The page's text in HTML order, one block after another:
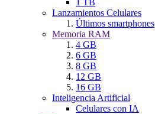
Lanzamientos Celulares
Últimos smartphones
Memoria RAM
4 GB
6 GB
8 GB
12 GB
16 GB
Inteligencia Artificial
Celulares con IA